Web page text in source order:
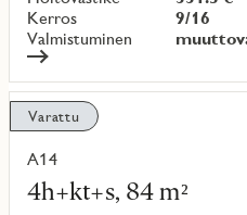
Kerros
9/16
Valmistuminen
Varattu
A14
4h+kt+s, 84 m²
Lue
lisää
kohteesta